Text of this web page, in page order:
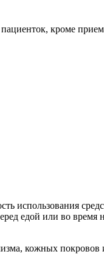
кроме
использования
едой или во
кожных